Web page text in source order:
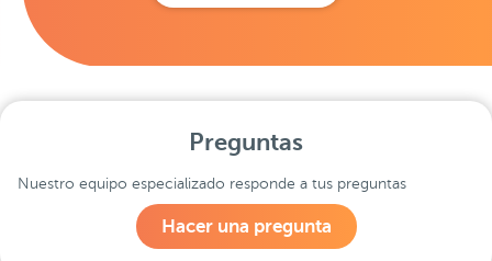
Preguntas
Nuestro equipo especializado responde a tus preguntas
Hacer una pregunta